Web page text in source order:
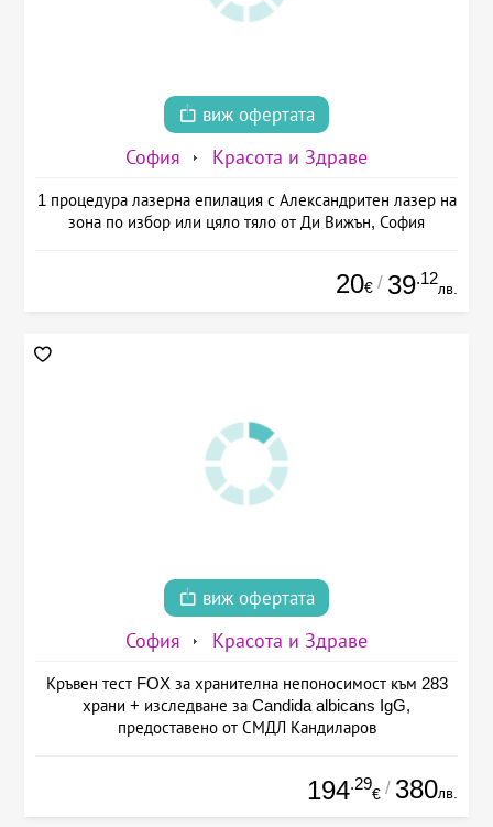
виж офертата
София Красота и Здраве
1 процедура лазерна епилация с Александритен лазер на
зона по избор или цяло тяло от Ди Вижън, София
20€ / 39.12
лв.
виж офертата
София Красота и Здраве
Кръвен тест FOX за хранителна непоносимост към 283
храни + изследване за Candida albicans IgG,
предоставено от СМДЛ Кандиларов
194.29
€ / 380лв.